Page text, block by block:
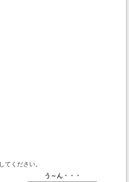
てください。
う～ん・・・